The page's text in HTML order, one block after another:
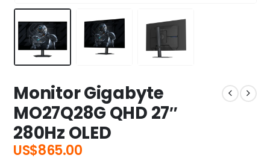
Monitor Gigabyte
MO27Q28G QHD 27″
280Hz OLED
US$865.00